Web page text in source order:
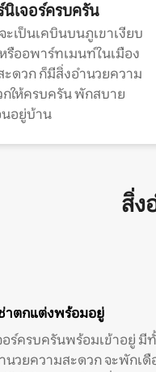
นิเจอร์ครบครัน
ะเป็นเคบินบนภูเขาเงียบ
รืออพาร์ทเมนท์ในเมือง
ะดวก ก็มีสิ่งอำนวยความ
กให้ครบครัน พักสบาย
นอยู่บ้าน
สิ่ง
าตกแต่งพร้อมอยู่
อร์ครบครันพร้อมเข้าอยู่ มี
นวยความสะดวก จะพักเดื